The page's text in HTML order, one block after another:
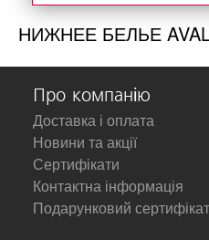
НИЖНЕЕ БЕЛЬЕ
Про компанію
Доставка і оплата
Новини та акції
Сертифікати
Контактна інформація
Подарунковий сертифікат